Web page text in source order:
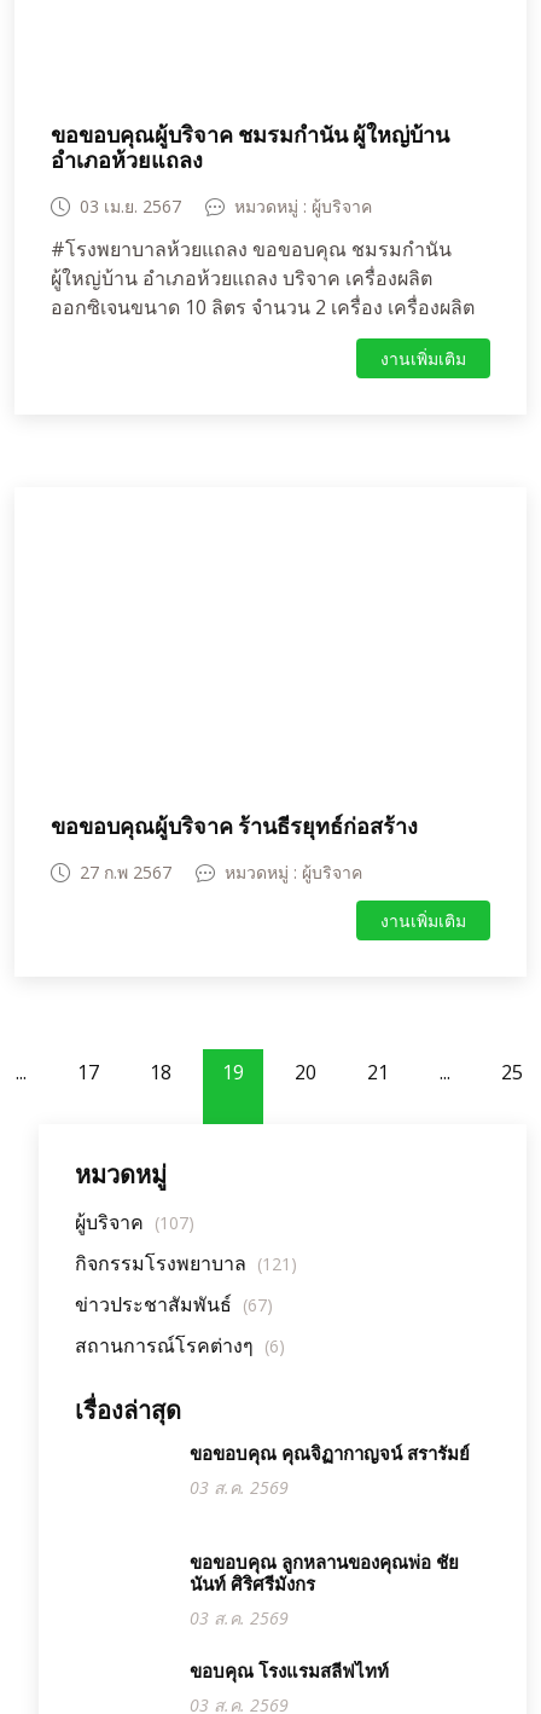
ขอขอบคุณผู้บริจาค ชมรมกำนัน ผู้ใหญ่บ้าน
อำเภอห้วยแถลง
03 เม.ย. 2567 หมวดหมู่ : ผู้บริจาค
#โรงพยาบาลห้วยแถลง ขอขอบคุณ ชมรมกำนัน
ผู้ใหญ่บ้าน อำเภอห้วยแถลง บริจาค เครื่องผลิต
ออกซิเจนขนาด 10 ลิตร จำนวน 2 เครื่อง เครื่องผลิต
ออกซิเจน ขนาด 5 ลิตร จำนวน 6 เครื่องและที่นอนลม
จำนวน 4 อัน คิดเป็นเงิน 160,000 บาท ให้โรงงานเพิ่มเติม
ขอขอบคุณผู้บริจาค ร้านธีรยุทธ์ก่อสร้าง
27 ก.พ 2567 หมวดหมู่ : ผู้บริจาค
งานเพิ่มเติม
... 17 18 19 20 21 ... 25
หมวดหมู่
ผู้บริจาค (107)
กิจกรรมโรงพยาบาล (121)
ข่าวประชาสัมพันธ์ (67)
สถานการณ์โรคต่างๆ (6)
เรื่องล่าสุด
ขอขอบคุณ คุณจิฏากาญจน์ สรารัมย์
03 ส.ค. 2569
ขอขอบคุณ ลูกหลานของคุณพ่อ ชัย
นันท์ ศิริศรีมังกร
03 ส.ค. 2569
ขอบคุณ โรงแรมสลีฟไทท์
03 ส.ค. 2569